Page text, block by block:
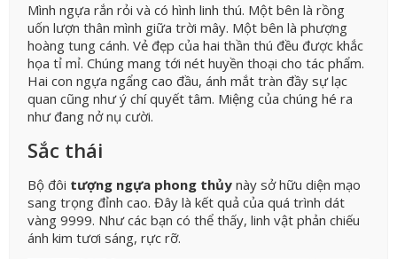
Mình ngựa rắn rỏi và có hình linh thú. Một bên là rồng
uốn lượn thân mình giữa trời mây. Một bên là phượng
hoàng tung cánh. Vẻ đẹp của hai thần thú đều được khắc
họa tỉ mỉ. Chúng mang tới nét huyền thoại cho tác phẩm.
Hai con ngựa ngẩng cao đầu, ánh mắt tràn đầy sự lạc
quan cũng như ý chí quyết tâm. Miệng của chúng hé ra
như đang nở nụ cười.
Sắc thái
Bộ đôi tượng ngựa phong thủy này sở hữu diện mạo
sang trọng đỉnh cao. Đây là kết quả của quá trình dát
vàng 9999. Như các bạn có thể thấy, linh vật phản chiếu
ánh kim tươi sáng, rực rỡ.